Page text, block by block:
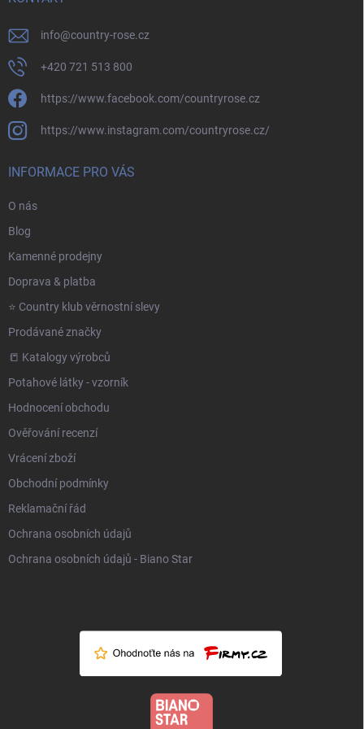
info@country-rose.cz
+420 721 513 800
https://www.facebook.com/countryrose.cz
https://www.instagram.com/countryrose.cz/
INFORMACE PRO VÁS
O nás
Blog
Kamenné prodejny
Doprava & platba
⭐️ Country klub věrnostní slevy
Prodávané značky
📒 Katalogy výrobců
Potahové látky - vzorník
Hodnocení obchodu
Ověřování recenzí
Vrácení zboží
Obchodní podmínky
Reklamační řád
Ochrana osobních údajů
Ochrana osobních údajů - Biano Star